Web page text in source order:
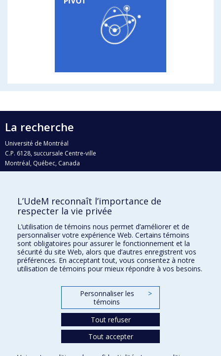
La recherche
Université de Montréal
C.P. 6128, succursale Centre-ville
Montréal, Québec, Canada
H3C 3J7
Qui fait quoi?
Nous trouver
Plan du site
Accessibilité
L’UdeM reconnaît l’importance de
respecter la vie privée
L’utilisation de témoins nous permet d’améliorer et de
personnaliser votre expérience Web. Certains témoins
sont obligatoires pour assurer le fonctionnement et la
sécurité du site Web, alors que d’autres enregistrent vos
préférences. En acceptant tout, vous consentez à notre
utilisation de témoins pour mieux répondre à vos besoins.
Personnaliser les
témoins
>
Tout refuser
Tout accepter